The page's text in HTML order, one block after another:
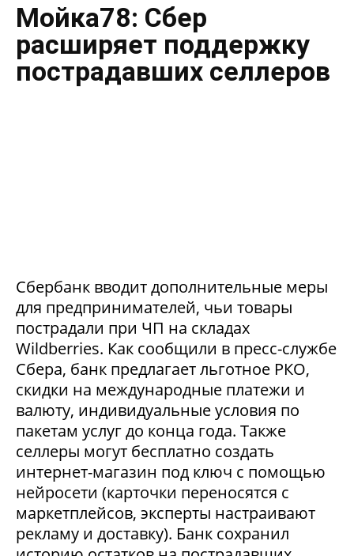
Мойка78: Сбер
расширяет поддержку
пострадавших селлеров
Сбербанк вводит дополнительные меры
для предпринимателей, чьи товары
пострадали при ЧП на складах
Wildberries. Как сообщили в пресс-службе
Сбера, банк предлагает льготное РКО,
скидки на международные платежи и
валюту, индивидуальные условия по
пакетам услуг до конца года. Также
селлеры могут бесплатно создать
интернет-магазин под ключ с помощью
нейросети (карточки переносятся с
маркетплейсов, эксперты настраивают
рекламу и доставку). Банк сохранил